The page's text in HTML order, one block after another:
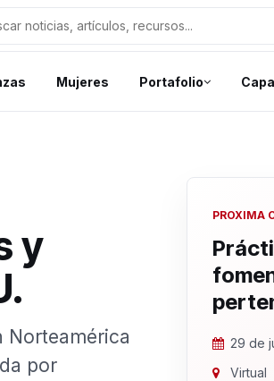
Mujeres Portafolio
y
Norteamérica
por
PROXIMA
29 de
Virtual